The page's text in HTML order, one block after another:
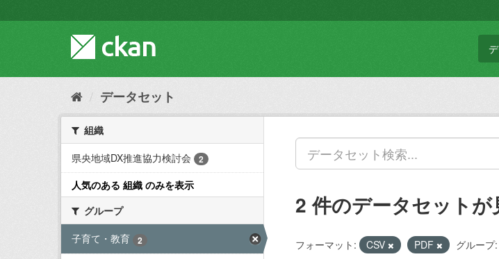
キ
て
データセット
組織
県央地域DX推進協力検討会
2
人気のある 組織 のみを表示
グループ
子育て・教育
2
2 件のデータセット
フォーマット: CSV PDF グループ: